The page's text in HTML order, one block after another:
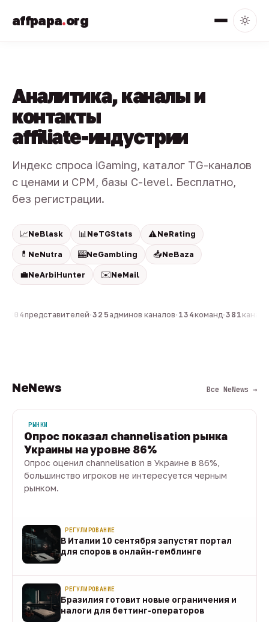
affpapa.org
Аналитика, каналы и
контакты
affiliate-индустрии
Индекс спроса iGaming, каталог TG-каналов
с ценами и CPM, базы C-level. Бесплатно,
без регистрации.
📈NeBlask 📊 NeTGStats ⚠️NeRating
💊 NeNutra 🎰NeGambling 📥NeBaza
💼NeArbiHunter ✉️NeMail
804представителей·325 админов каналов·134команд·381
NeNews Все NeNews →
РЫНКИ
Опрос показал channelisation рынка
Украины на уровне 86%
Опрос оценил channelisation в Украине в 86%,
большинство игроков не интересуется черным
рынком.
РЕГУЛИРОВАНИЕ
В Италии 10 сентября запустят портал
для споров в онлайн-гемблинге
РЕГУЛИРОВАНИЕ
Бразилия готовит новые ограничения и
налоги для беттинг-операторов